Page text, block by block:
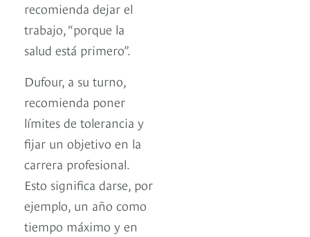
recomienda dejar el
trabajo, “porque la
salud está primero”.
Dufour, a su turno,
recomienda poner
límites de tolerancia y
fijar un objetivo en la
carrera profesional.
Esto significa darse, por
ejemplo, un año como
tiempo máximo y en